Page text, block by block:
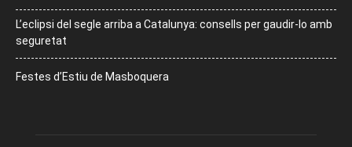
L’eclipsi del segle arriba a Catalunya: consells per gaudir-lo amb
seguretat
Festes d’Estiu de Masboquera